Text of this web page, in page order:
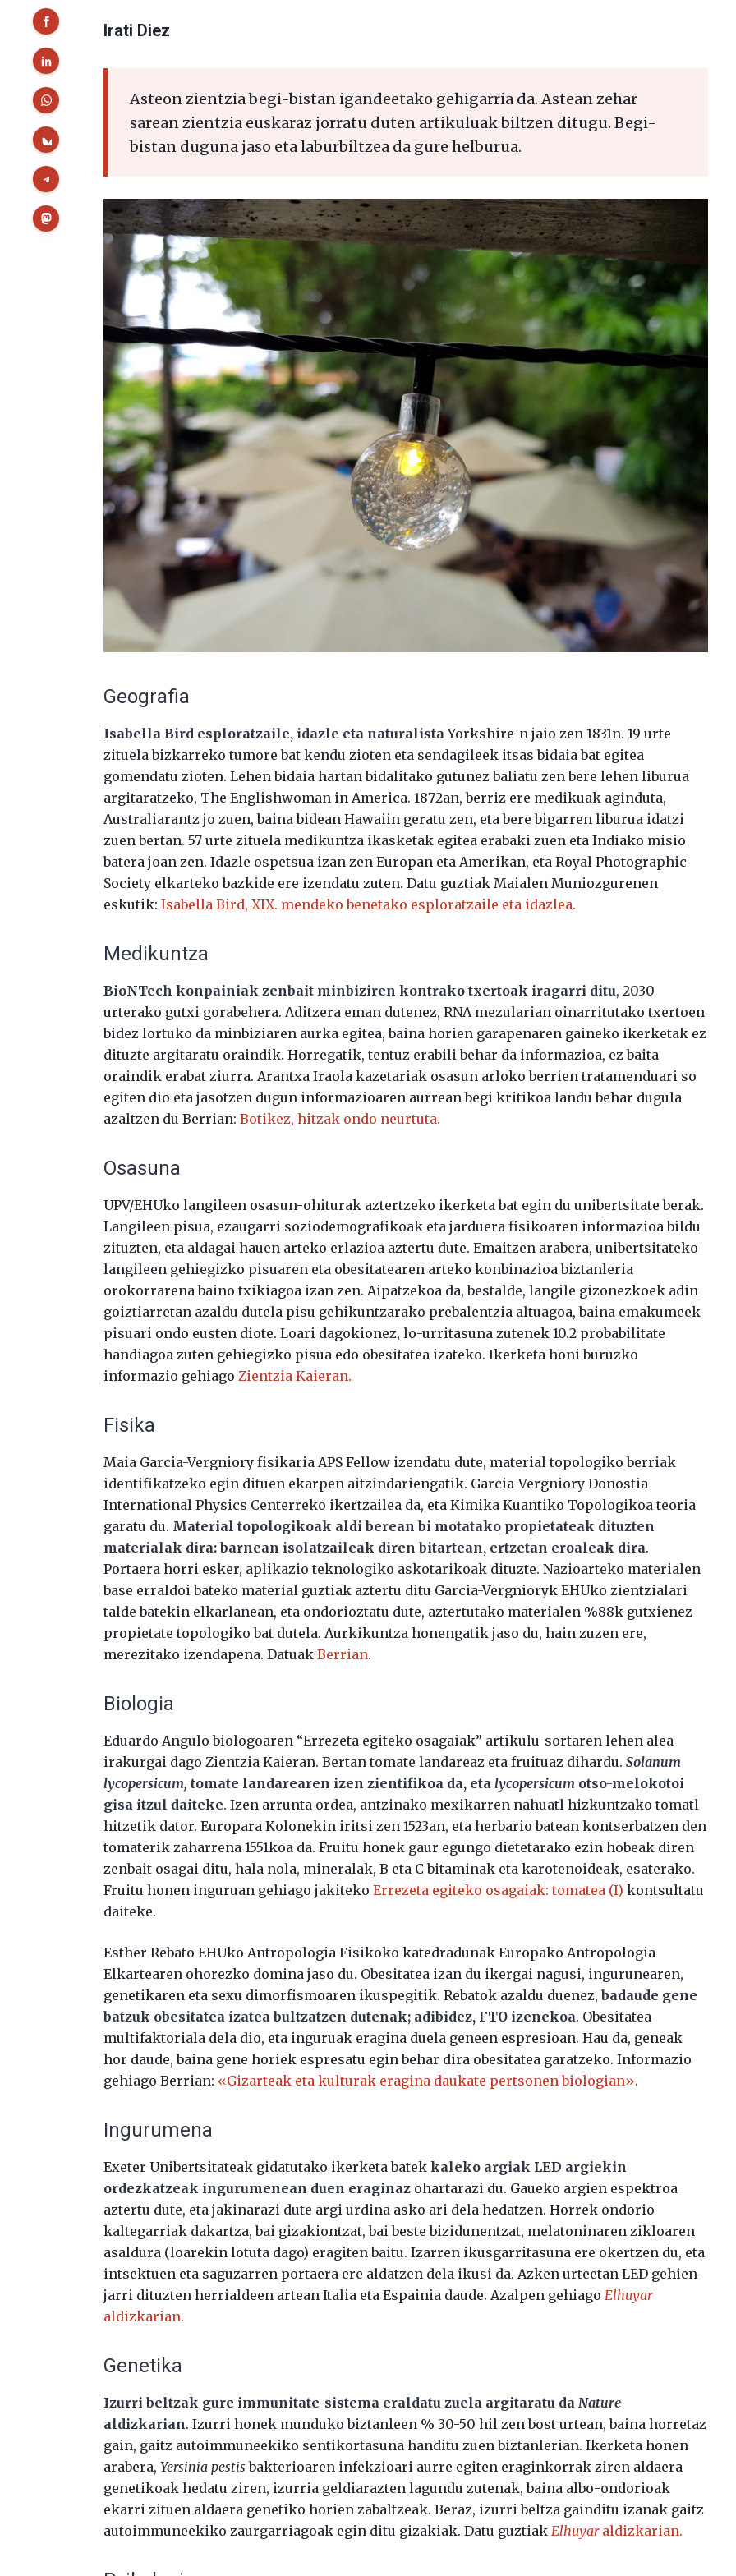
Irati Diez
Asteon zientzia begi-bistan igandeetako gehigarria da. Astean zehar
sarean zientzia euskaraz jorratu duten artikuluak biltzen ditugu. Begi-
bistan duguna jaso eta laburbiltzea da gure helburua.
Geografia
Isabella Bird esploratzaile, idazle eta naturalista Yorkshire-n jaio zen 1831n. 19 urte
zituela bizkarreko tumore bat kendu zioten eta sendagileek itsas bidaia bat egitea
gomendatu zioten. Lehen bidaia hartan bidalitako gutunez baliatu zen bere lehen liburua
argitaratzeko, The Englishwoman in America. 1872an, berriz ere medikuak aginduta,
Australiarantz jo zuen, baina bidean Hawaiin geratu zen, eta bere bigarren liburua idatzi
zuen bertan. 57 urte zituela medikuntza ikasketak egitea erabaki zuen eta Indiako misio
batera joan zen. Idazle ospetsua izan zen Europan eta Amerikan, eta Royal Photographic
Society elkarteko bazkide ere izendatu zuten. Datu guztiak Maialen Muniozgurenen
eskutik:Isabella Bird, XIX. mendeko benetako esploratzaile eta idazlea.
Medikuntza
BioNTech konpainiak zenbait minbiziren kontrako txertoak iragarri ditu, 2030
urterako gutxi gorabehera. Aditzera eman dutenez, RNA mezularian oinarritutako txertoen
bidez lortuko da minbiziaren aurka egitea, baina horien garapenaren gaineko ikerketak ez
dituzte argitaratu oraindik. Horregatik, tentuz erabili behar da informazioa, ez baita
oraindik erabat ziurra. Arantxa Iraola kazetariak osasun arloko berrien tratamenduari so
egiten dio eta jasotzen dugun informazioaren aurrean begi kritikoa landu behar dugula
azaltzen du Berrian:Botikez, hitzak ondo neurtuta.
Osasuna
UPV/EHUko langileen osasun-ohiturak aztertzeko ikerketa bat egin du unibertsitate berak.
Langileen pisua, ezaugarri soziodemografikoak eta jarduera fisikoaren informazioa bildu
zituzten, eta aldagai hauen arteko erlazioa aztertu dute. Emaitzen arabera, unibertsitateko
langileen gehiegizko pisuaren eta obesitatearen arteko konbinazioa biztanleria
orokorrarena baino txikiagoa izan zen. Aipatzekoa da, bestalde, langile gizonezkoek adin
goiztiarretan azaldu dutela pisu gehikuntzarako prebalentzia altuagoa, baina emakumeek
pisuari ondo eusten diote. Loari dagokionez, lo-urritasuna zutenek 10.2 probabilitate
handiagoa zuten gehiegizko pisua edo obesitatea izateko. Ikerketa honi buruzko
informazio gehiago Zientzia Kaieran.
Fisika
Maia Garcia-Vergniory fisikaria APS Fellow izendatu dute, material topologiko berriak
identifikatzeko egin dituen ekarpen aitzindariengatik. Garcia-Vergniory Donostia
International Physics Centerreko ikertzailea da, eta Kimika Kuantiko Topologikoa teoria
garatu du. Material topologikoak aldi berean bi motatako propietateak dituzten
materialak dira: barnean isolatzaileak diren bitartean, ertzetan eroaleak dira.
Portaera horri esker, aplikazio teknologiko askotarikoak dituzte. Nazioarteko materialen
base erraldoi bateko material guztiak aztertu ditu Garcia-Vergnioryk EHUko zientzialari
talde batekin elkarlanean, eta ondorioztatu dute, aztertutako materialen %88k gutxienez
propietate topologiko bat dutela. Aurkikuntza honengatik jaso du, hain zuzen ere,
merezitako izendapena. DatuakBerrian.
Biologia
Eduardo Angulo biologoaren “Errezeta egiteko osagaiak” artikulu-sortaren lehen alea
irakurgai dago Zientzia Kaieran. Bertan tomate landareaz eta fruituaz dihardu. Solanum
lycopersicum, tomate landarearen izen zientifikoa da, etalycopersicum otso-melokotoi
gisa itzul daiteke. Izen arrunta ordea, antzinako mexikarren nahuatl hizkuntzako tomatl
hitzetik dator. Europara Kolonekin iritsi zen 1523an, eta herbario batean kontserbatzen den
tomaterik zaharrena 1551koa da. Fruitu honek gaur egungo dietetarako ezin hobeak diren
zenbait osagai ditu, hala nola, mineralak, B eta C bitaminak eta karotenoideak, esaterako.
Fruitu honen inguruan gehiago jakitekoErrezeta egiteko osagaiak: tomatea (I) kontsultatu
daiteke.
Esther Rebato EHUko Antropologia Fisikoko katedradunak Europako Antropologia
Elkartearen ohorezko domina jaso du. Obesitatea izan du ikergai nagusi, ingurunearen,
genetikaren eta sexu dimorfismoaren ikuspegitik. Rebatok azaldu duenez, badaude gene
batzuk obesitatea izatea bultzatzen dutenak; adibidez, FTO izenekoa. Obesitatea
multifaktoriala dela dio, eta inguruak eragina duela geneen espresioan. Hau da, geneak
hor daude, baina gene horiek espresatu egin behar dira obesitatea garatzeko. Informazio
gehiago Berrian: «Gizarteak eta kulturak eragina daukate pertsonen biologian».
Ingurumena
Exeter Unibertsitateak gidatutako ikerketa batekkaleko argiak LED argiekin
ordezkatzeak ingurumenean duen eraginaz ohartarazi du. Gaueko argien espektroa
aztertu dute, eta jakinarazi dute argi urdina asko ari dela hedatzen. Horrek ondorio
kaltegarriak dakartza, bai gizakiontzat, bai beste bizidunentzat, melatoninaren zikloaren
asaldura (loarekin lotuta dago) eragiten baitu. Izarren ikusgarritasuna ere okertzen du, eta
intsektuen eta saguzarren portaera ere aldatzen dela ikusi da. Azken urteetan LED gehien
jarri dituzten herrialdeen artean Italia eta Espainia daude. Azalpen gehiago Elhuyar
aldizkarian.
Genetika
Izurri beltzak gure immunitate-sistema eraldatu zuela argitaratu da Nature
aldizkarian. Izurri honek munduko biztanleen % 30-50 hil zen bost urtean, baina horretaz
gain, gaitz autoimmuneekiko sentikortasuna handitu zuen biztanlerian. Ikerketa honen
arabera,Yersinia pestis bakterioaren infekzioari aurre egiten eraginkorrak ziren aldaera
genetikoak hedatu ziren, izurria geldiarazten lagundu zutenak, baina albo-ondorioak
ekarri zituen aldaera genetiko horien zabaltzeak. Beraz, izurri beltza gainditu izanak gaitz
autoimmuneekiko zaurgarriagoak egin ditu gizakiak. Datu guztiak Elhuyaraldizkarian.